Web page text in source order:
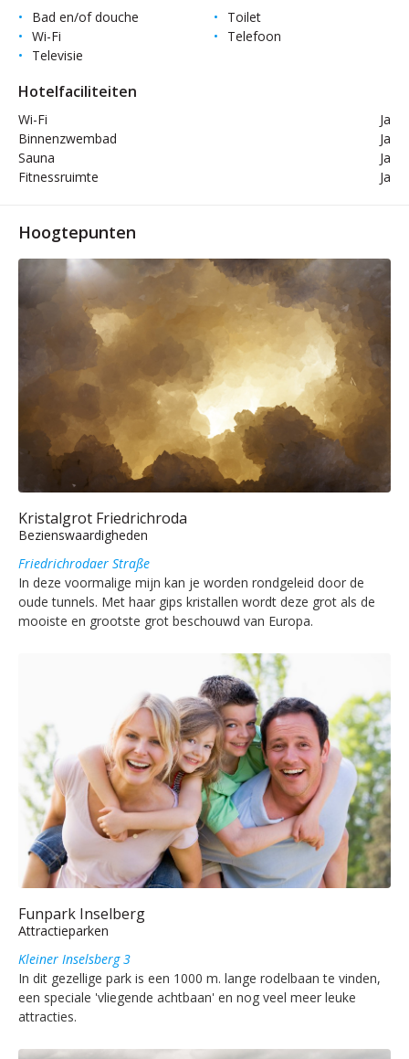
Bad en/of douche
Toilet
Wi-Fi
Telefoon
Televisie
Hotelfaciliteiten
Wi-Fi
Ja
Binnenzwembad
Ja
Sauna
Ja
Fitnessruimte
Ja
Hoogtepunten
Kristalgrot Friedrichroda
Bezienswaardigheden
Friedrichrodaer Straße
In deze voormalige mijn kan je worden rondgeleid door de
oude tunnels. Met haar gips kristallen wordt deze grot als de
mooiste en grootste grot beschouwd van Europa.
Funpark Inselberg
Attractieparken
Kleiner Inselsberg 3
In dit gezellige park is een 1000 m. lange rodelbaan te vinden,
een speciale 'vliegende achtbaan' en nog veel meer leuke
attracties.